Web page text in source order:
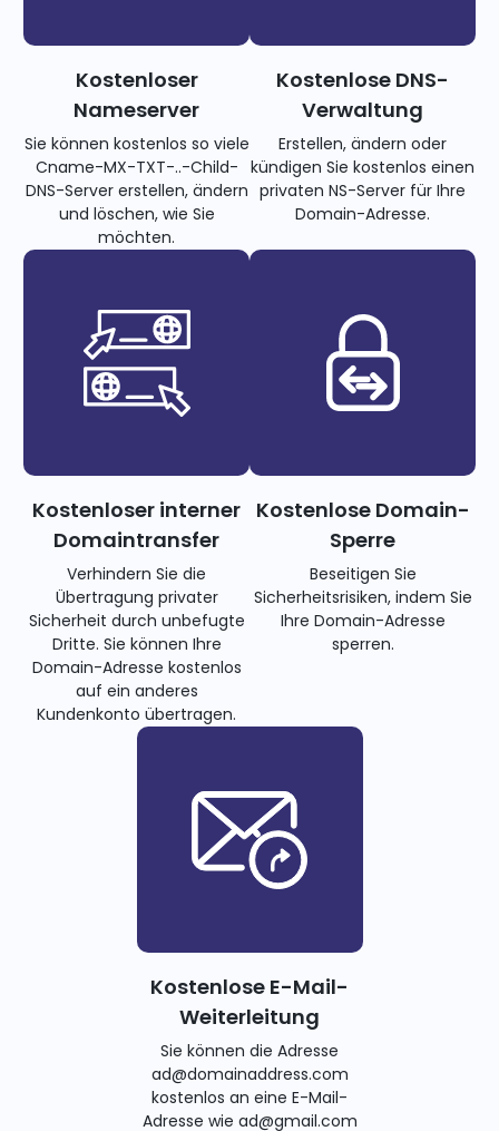
Kostenloser
Nameserver
Sie können kostenlos so viele
Cname-MX-TXT-..-Child-
DNS-Server erstellen, ändern
und löschen, wie Sie
möchten.
Kostenlose DNS-
Verwaltung
Erstellen, ändern oder
kündigen Sie kostenlos einen
privaten NS-Server für Ihre
Domain-Adresse.
Kostenloser interner
Domaintransfer
Verhindern Sie die
Übertragung privater
Sicherheit durch unbefugte
Dritte. Sie können Ihre
Domain-Adresse kostenlos
auf ein anderes
Kundenkonto übertragen.
Kostenlose Domain-
Sperre
Beseitigen Sie
Sicherheitsrisiken, indem Sie
Ihre Domain-Adresse
sperren.
Kostenlose E-Mail-
Weiterleitung
Sie können die Adresse
ad@domainaddress.com
kostenlos an eine E-Mail-
Adresse wie ad@gmail.com